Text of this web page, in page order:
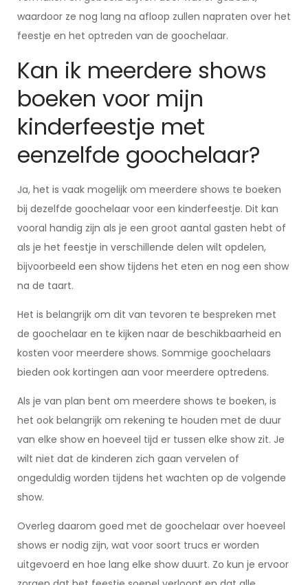
waardoor ze nog lang na afloop zullen napraten over het
feestje en het optreden van de goochelaar.
Kan ik meerdere shows
boeken voor mijn
kinderfeestje met
eenzelfde goochelaar?
Ja, het is vaak mogelijk om meerdere shows te boeken
bij dezelfde goochelaar voor een kinderfeestje. Dit kan
vooral handig zijn als je een groot aantal gasten hebt of
als je het feestje in verschillende delen wilt opdelen,
bijvoorbeeld een show tijdens het eten en nog een show
na de taart.
Het is belangrijk om dit van tevoren te bespreken met
de goochelaar en te kijken naar de beschikbaarheid en
kosten voor meerdere shows. Sommige goochelaars
bieden ook kortingen aan voor meerdere optredens.
Als je van plan bent om meerdere shows te boeken, is
het ook belangrijk om rekening te houden met de duur
van elke show en hoeveel tijd er tussen elke show zit. Je
wilt niet dat de kinderen zich gaan vervelen of
ongeduldig worden tijdens het wachten op de volgende
show.
Overleg daarom goed met de goochelaar over hoeveel
shows er nodig zijn, wat voor soort trucs er worden
uitgevoerd en hoe lang elke show duurt. Zo kun je ervoor